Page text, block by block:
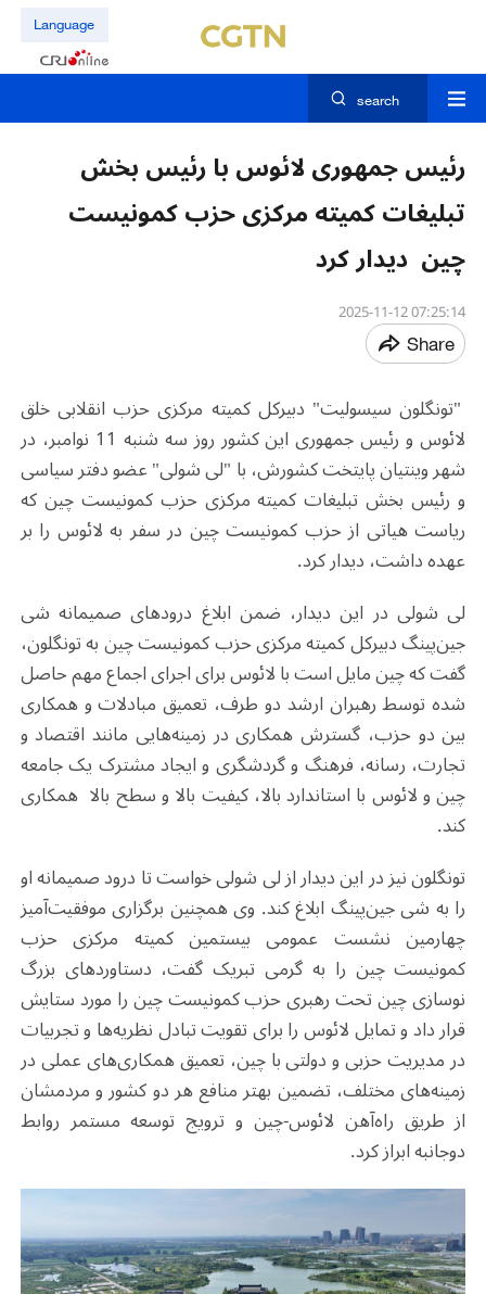
Language
search
رئیس جمهوری لائوس با رئیس بخش
تبلیغات کمیته مرکزی حزب کمونیست
چین دیدار کرد
07:25:14 2025-11-12
Share
"تونگلون سیسولیت" دبیرکل کمیته مرکزی حزب انقلابی خلق
لائوس و رئیس جمهوری این کشور روز سه شنبه 11 نوامبر، در
شهر وینتیان پایتخت کشورش، با "لی شولی" عضو دفتر سیاسی
و رئیس بخش تبلیغات کمیته مرکزی حزب کمونیست چین که
ریاست هیاتی از حزب کمونیست چین در سفر به لائوس را بر
عهده داشت، دیدار کرد.
لی شولی در این دیدار، ضمن ابلاغ درودهای صمیمانه شی
جین‌پینگ دبیرکل کمیته مرکزی حزب کمونیست چین به تونگلون،
گفت که چین مایل است با لائوس برای اجرای اجماع مهم حاصل
شده توسط رهبران ارشد دو طرف، تعمیق مبادلات و همکاری
بین دو حزب، گسترش همکاری در زمینه‌هایی مانند اقتصاد و
تجارت، رسانه، فرهنگ و گردشگری و ایجاد مشترک یک جامعه
چین و لائوس با استاندارد بالا، کیفیت بالا و سطح بالا همکاری
کند.
تونگلون نیز در این دیدار از لی شولی خواست تا درود صمیمانه او
را به شی جین‌پینگ ابلاغ کند. وی همچنین برگزاری موفقیت‌آمیز
چهارمین نشست عمومی بیستمین کمیته مرکزی حزب
کمونیست چین را به گرمی تبریک گفت، دستاوردهای بزرگ
نوسازی چین تحت رهبری حزب کمونیست چین را مورد ستایش
قرار داد و تمایل لائوس را برای تقویت تبادل نظریه‌ها و تجربیات
در مدیریت حزبی و دولتی با چین، تعمیق همکاری‌های عملی در
زمینه‌های مختلف، تضمین بهتر منافع هر دو کشور و مردمشان
از طریق راه‌آهن لائوس-چین و ترویج توسعه مستمر روابط
دوجانبه ابراز کرد.